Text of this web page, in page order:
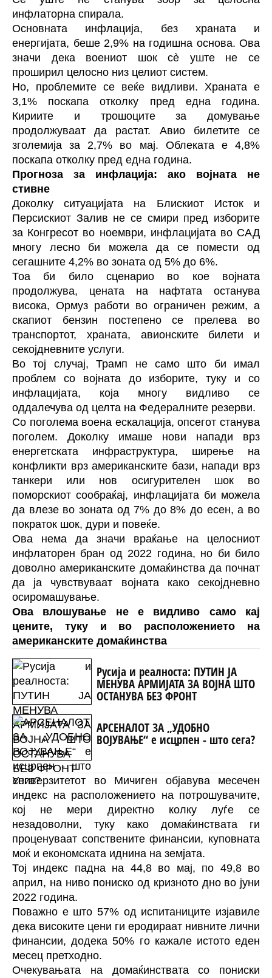
инфлаторна спирала.
Основната инфлација, без храната и
енергијата, беше 2,9% на годишна основа. Ова
значи дека воениот шок сè уште не се
проширил целосно низ целиот систем.
Но, проблемите се веќе видливи. Храната е
3,1% поскапа отколку пред една година.
Кириите и трошоците за домување
продолжуваат да растат. Авио билетите се
зголемија за 2,7% во мај. Облеката е 4,8%
поскапа отколку пред една година.
Прогноза за инфлација: ако војната не
стивне
Доколку ситуацијата на Блискиот Исток и
Персискиот Залив не се смири пред изборите
за Конгресот во ноември, инфлацијата во САД
многу лесно би можела да се помести од
сегашните 4,2% во зоната од 5% до 6%.
Тоа би било сценарио во кое војната
продолжува, цената на нафтата останува
висока, Ормуз работи во ограничен режим, а
скапиот бензин постепено се прелева во
транспортот, храната, авионските билети и
секојдневните услуги.
Во тој случај, Трамп не само што би имал
проблем со војната до изборите, туку и со
инфлацијата, која многу видливо се
оддалечува од целта на Федералните резерви.
Со поголема воена ескалација, опсегот станува
поголем. Доколку имаше нови напади врз
енергетската инфраструктура, ширење на
конфликти врз американските бази, напади врз
танкери или нов осигурителен шок во
поморскиот сообраќај, инфлацијата би можела
да влезе во зоната од 7% до 8% до есен, а во
пократок шок, дури и повеќе.
Ова нема да значи враќање на целосниот
инфлаторен бран од 2022 година, но би било
доволно американските домаќинства да почнат
да ја чувствуваат војната како секојдневно
осиромашување.
Ова влошување не е видливо само кај
цените, туку и во расположението на
американските домаќинства
Русија и реалноста: ПУТИН ЈА
МЕНУВА АРМИЈАТА ЗА ВОЈНА ШТО
ОСТАНУВА БЕЗ ФРОНТ
АРСЕНАЛОТ ЗА „УДОБНО
ВОЈУВАЊЕ“ е исцрпен - што сега?
Универзитетот во Мичиген објавува месечен
индекс на расположението на потрошувачите,
кој не мери директно колку луѓе се
незадоволни, туку како домаќинствата ги
проценуваат сопствените финансии, куповната
моќ и економската иднина на земјата.
Тој индекс падна на 44,8 во мај, по 49,8 во
април, на ниво пониско од кризното дно во јуни
2022 година.
Поважно е што 57% од испитаниците изјавиле
дека високите цени ги еродираат нивните лични
финансии, додека 50% го кажале истото еден
месец претходно.
Очекувањата на домаќинствата со пониски